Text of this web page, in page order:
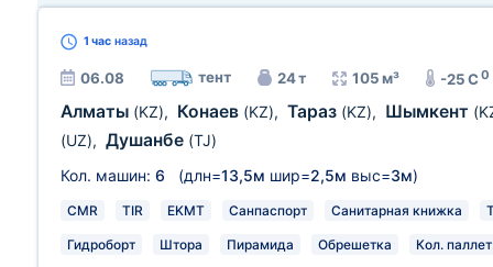
1 час назад
06.08 тент 24 т 105 м³ -25 C0
Алматы (KZ), Конаев (KZ), Тараз (KZ), Шымкент
(UZ), Душанбе (TJ)
Кол. машин: 6 (длн=13,5м шир=2,5м выс=3м)
CMR TIR EKMT Санпаспорт Санитарная книжка
Гидроборт Штора Пирамида Обрешетка Кол.